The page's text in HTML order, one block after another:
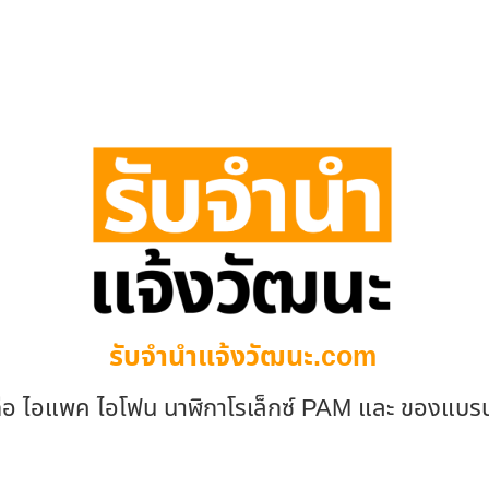
รับจํานําแจ้งวัฒนะ.com
ไอแพค ไอโฟน นาฬิกาโรเล็กซ์ PAM และ ของแบ